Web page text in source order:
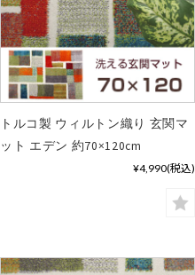
トルコ製 ウィルトン織り 玄関マ
ット エデン 約70×120cm
¥4,990(税込)